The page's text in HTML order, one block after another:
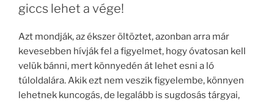
giccs lehet a vége!
Azt mondják, az ékszer öltöztet, azonban arra már
kevesebben hívják fel a figyelmet, hogy óvatosan kell
velük bánni, mert könnyedén át lehet esni a ló
túloldalára. Akik ezt nem veszik figyelembe, könnyen
lehetnek kuncogás, de legalább is sugdosás tárgyai,